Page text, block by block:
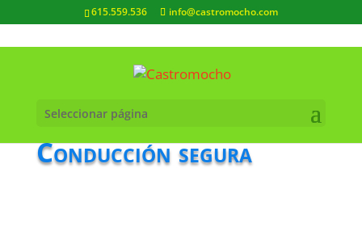
615.559.536 info@castromocho.com
Seleccionar página
Conducción segura